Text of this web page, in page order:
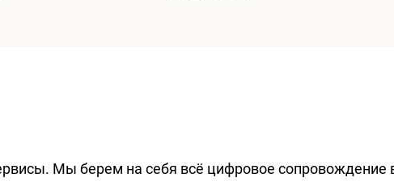
Мы берем на себя всё цифровое сопровождение